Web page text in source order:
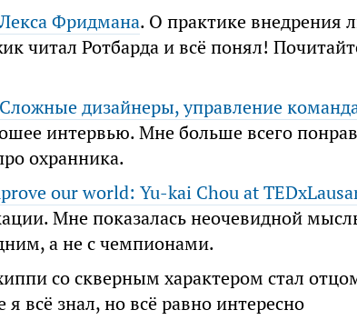
Фридмана. О практике внедрения
читал Ротбарда и всё понял!
дизайнеры, управление
интервью. Мне больше всего
охранника.
our world: Yu-kai Chou at
Мне показалась неочевидной
а не с чемпионами.
со скверным характером стал
всё знал, но всё равно интересно